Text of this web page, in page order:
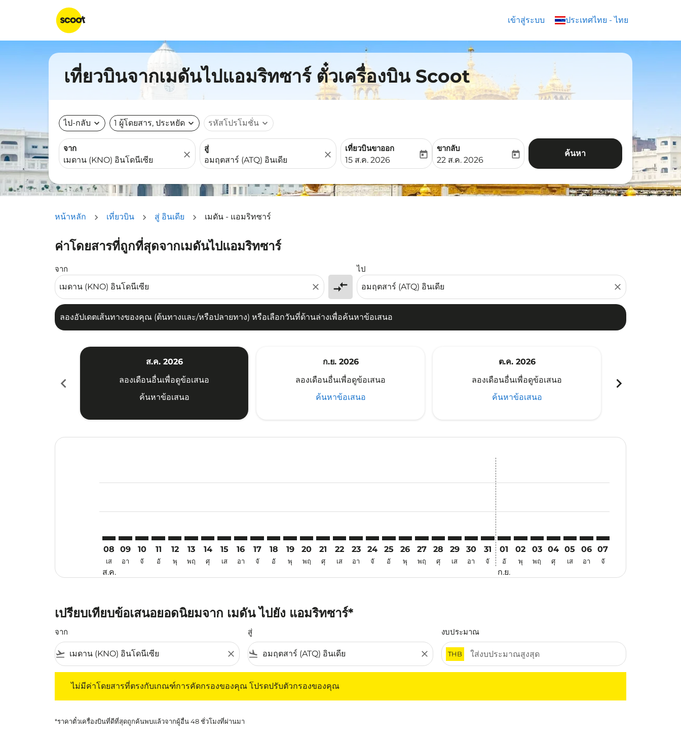
เข้าสู่ระบบ ประเทศไทย - ไทย
keyboard_arrow_down
เที่ยวบินจากเมดันไปแอมริทซาร์ ตั๋วเครื่องบิน Scoot
ไป-กลับ expand_more 1 ผู้โดยสาร, ประหยัด expand_more รหัสโปรโมชั่น expand_more
จาก
close
สู่
close
เที่ยวบินขาออก
fc-booking-departure-date-aria-label
15 ส.ค. 2026
today
ขากลับ
fc-booking-return-date-aria-label
22 ส.ค. 2026
today ค้นหา
หน้าหลัก เที่ยวบิน สู่ อินเดีย เมดัน - แอมริทซาร์
ค่าโดยสารที่ถูกที่สุดจากเมดันไปแอมริทซาร์
จาก
close compare_arrows
ไป
close
ลองอัปเดตเส้นทางของคุณ (ต้นทางและ/หรือปลายทาง) หรือเลือกวันที่ด้านล่างเพื่อค้นหาข้อเสนอ
ลองอัปเดตเส้นทางของคุณ (ต้นทางและ/หรือปลายทาง) หรือเลือกวันที่ด้านล่างเพื่อค้นหาข้อเสนอ
chevron_left
ส.ค. 2026
ลองเดือนอื่นเพื่อดูข้อเสนอ
ค้นหาข้อเสนอ
ก.ย. 2026
ลองเดือนอื่นเพื่อดูข้อเสนอ
ค้นหาข้อเสนอ
ต.ค. 2026
ลองเดือนอื่นเพื่อดูข้อเสนอ
ค้นหาข้อเสนอ
chevron_right
08
เส
ส.ค.
09
อา
10
จั
11
อั
12
พุ
13
พฤ
14
ศุ
15
เส
16
อา
17
จั
18
อั
19
พุ
KNO–ATQ: cmp-view-offers-disclaimer. ค้นหาข้อเสนอ
20
พฤ
KNO–ATQ: cmp-view-offers-disclaimer. ค้นหาข้อเสนอ
21
ศุ
KNO–ATQ: cmp-view-offers-disclaimer. ค้นหาข้อเสนอ
22
เส
KNO–ATQ: cmp-view-offers-disclaimer. ค้นหาข้อเสนอ
23
อา
KNO–ATQ: cmp-view-offers-disclaimer. ค้นหาข้อเสนอ
24
จั
KNO–ATQ: cmp-view-offers-disclaimer. ค้นหาข้อเสนอ
25
อั
KNO–ATQ: cmp-view-offers-disclaimer. ค้นหาข้อเสนอ
26
พุ
KNO–ATQ: cmp-view-offers-disclaimer. ค้นหาข้อเสนอ
27
พฤ
KNO–ATQ: cmp-view-offers-disclaimer. ค้นหาข้อเสนอ
28
ศุ
KNO–ATQ: cmp-view-offers-disclaimer. ค้นหาข้อเสนอ
29
เส
KNO–ATQ: cmp-view-offers-disclaimer. ค้นหาข้อเสนอ
30
อา
KNO–ATQ: cmp-view-offers-disclaimer. ค้นหาข้อเสนอ
31
จั
01
อั
ก.ย.
02
พุ
03
พฤ
04
ศุ
05
เส
06
อา
07
จั
เปรียบเทียบข้อเสนอยอดนิยมจาก เมดัน ไปยัง แอมริทซาร์*
จาก
flight_takeoff close
สู่
flight_land close
งบประมาณ
THB
ไม่มีค่าโดยสารที่ตรงกับเกณฑ์การคัดกรองของคุณ โปรดปรับตัวกรองของคุณ
*ราคาตั๋วเครื่องบินที่ดีที่สุดถูกค้นพบแล้วจากผู้อื่น 48 ชั่วโมงที่ผ่านมา